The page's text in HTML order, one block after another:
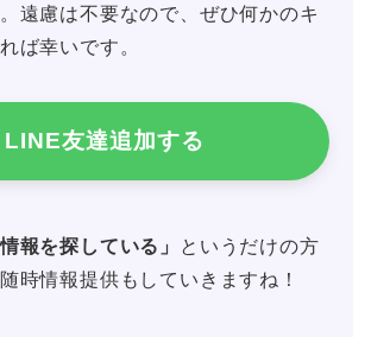
遠慮は不要なので、ぜひ何かのキ
ば幸いです。
LINE友達追加する
報を探している」
というだけの方
時情報提供もしていきますね！